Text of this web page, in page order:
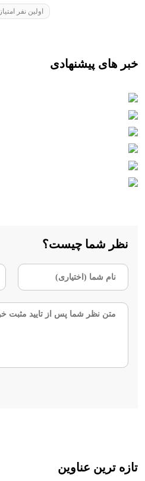
اولین نفر
خبر های پیشنهادی
نظر شما چیست؟
تازه ترین عناوین